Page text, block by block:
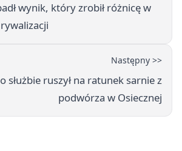
wynik, który zrobił różnicę w
Następny >>
służbie ruszył na ratunek sarnie z
podwórza w Osiecznej